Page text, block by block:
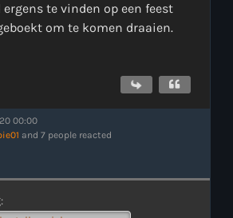
te vinden op een feest
om te komen draaien.
00:00
and 7 people reacted